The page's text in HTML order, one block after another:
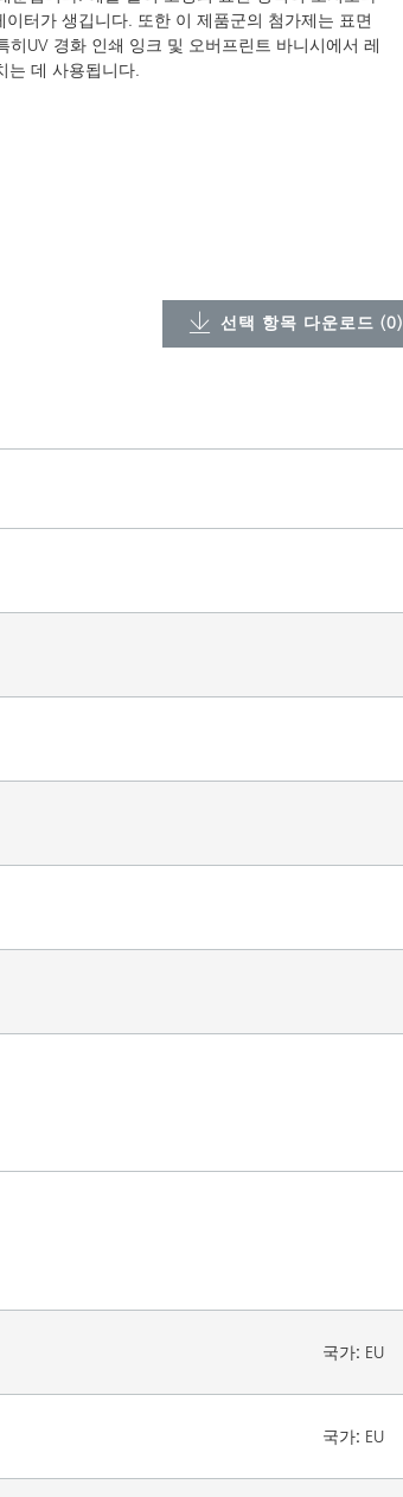
터가 생깁니다. 또한 이 제품군의 첨가제는 표면
UV 경화 인쇄 잉크 및 오버프린트 바니시에서 레
는 데 사용됩니다.
선택 항목 다운로드 (0)
국가: EU
국가: EU